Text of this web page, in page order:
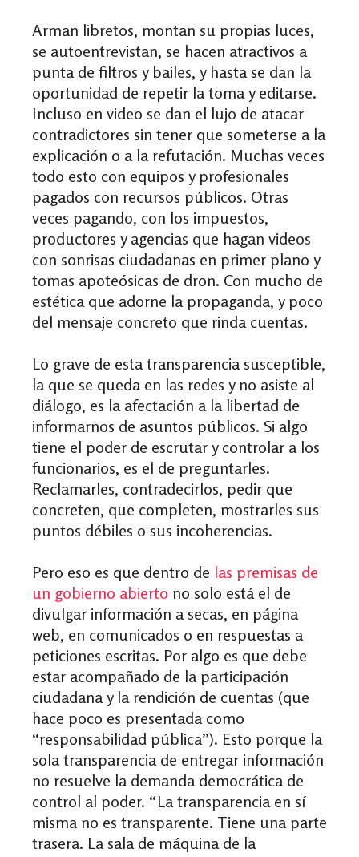
Arman libretos, montan su propias luces,
se autoentrevistan, se hacen atractivos a
punta de filtros y bailes, y hasta se dan la
oportunidad de repetir la toma y editarse.
Incluso en video se dan el lujo de atacar
contradictores sin tener que someterse a la
explicación o a la refutación. Muchas veces
todo esto con equipos y profesionales
pagados con recursos públicos. Otras
veces pagando, con los impuestos,
productores y agencias que hagan videos
con sonrisas ciudadanas en primer plano y
tomas apoteósicas de dron. Con mucho de
estética que adorne la propaganda, y poco
del mensaje concreto que rinda cuentas.
Lo grave de esta transparencia susceptible,
la que se queda en las redes y no asiste al
diálogo, es la afectación a la libertad de
informarnos de asuntos públicos. Si algo
tiene el poder de escrutar y controlar a los
funcionarios, es el de preguntarles.
Reclamarles, contradecirlos, pedir que
concreten, que completen, mostrarles sus
puntos débiles o sus incoherencias.
Pero eso es que dentro de las premisas de
un gobierno abierto no solo está el de
divulgar información a secas, en página
web, en comunicados o en respuestas a
peticiones escritas. Por algo es que debe
estar acompañado de la participación
ciudadana y la rendición de cuentas (que
hace poco es presentada como
“responsabilidad pública”). Esto porque la
sola transparencia de entregar información
no resuelve la demanda democrática de
control al poder. “La transparencia en sí
misma no es transparente. Tiene una parte
trasera. La sala de máquina de la